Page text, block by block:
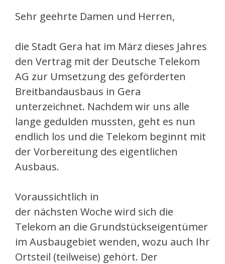
Sehr geehrte Damen und Herren,
die Stadt Gera hat im März dieses Jahres
den Vertrag mit der Deutsche Telekom
AG zur Umsetzung des geförderten
Breitbandausbaus in Gera
unterzeichnet. Nachdem wir uns alle
lange gedulden mussten, geht es nun
endlich los und die Telekom beginnt mit
der Vorbereitung des eigentlichen
Ausbaus.
Voraussichtlich in
der nächsten Woche wird sich die
Telekom an die Grundstückseigentümer
im Ausbaugebiet wenden, wozu auch Ihr
Ortsteil (teilweise) gehört. Der